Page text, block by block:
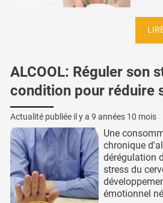
ALCOOL: Réguler son
condition pour réduire
Actualité publiée il y a 9 années 10 mois
Une
chronique
dérégulation
stress du
émotionnel